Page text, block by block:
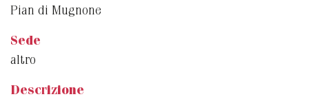
Pian di Mugnone
Sede
altro
Descrizione